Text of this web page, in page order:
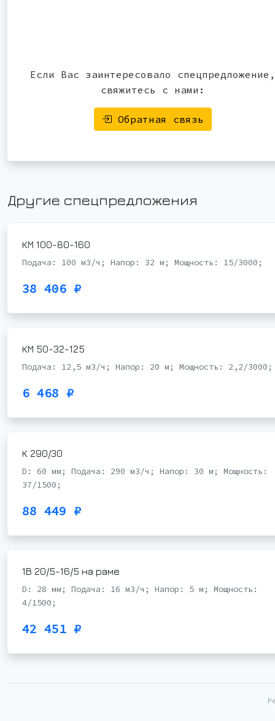
Если Вас заинтересовало спецпредложение,
свяжитесь с нами:
Обратная связь
Другие спецпредложения
КМ 100-80-160
Подача: 100 м3/ч; Напор: 32 м; Мощность: 15/3000;
38 406 ₽
КМ 50-32-125
Подача: 12,5 м3/ч; Напор: 20 м; Мощность: 2,2/3000;
6 468 ₽
К 290/30
D: 60 мм; Подача: 290 м3/ч; Напор: 30 м; Мощность:
37/1500;
88 449 ₽
1В 20/5-16/5 на раме
D: 28 мм; Подача: 16 м3/ч; Напор: 5 м; Мощность:
4/1500;
42 451 ₽